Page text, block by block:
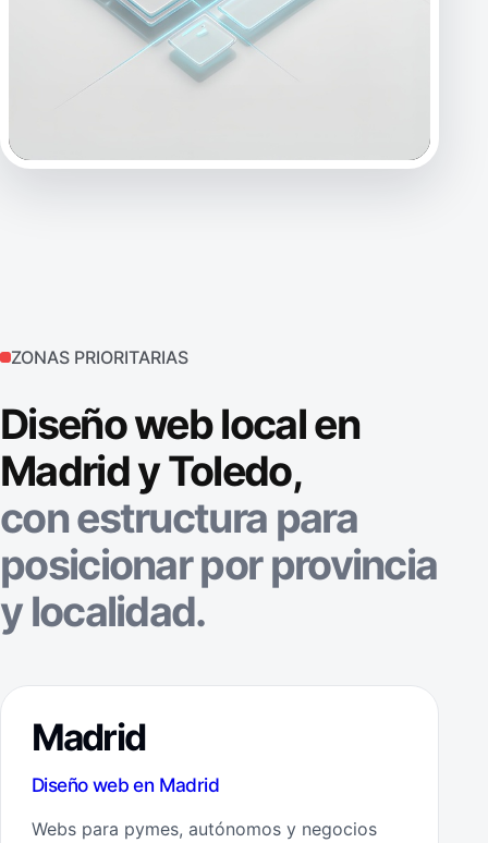
ZONAS PRIORITARIAS
Diseño web local en
Madrid y Toledo,
con estructura para
posicionar por provincia
y localidad.
Madrid
Diseño web en Madrid
Webs para pymes, autónomos y negocios